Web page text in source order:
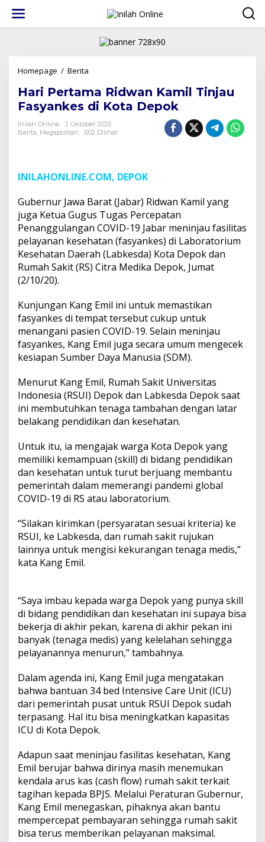
konten
Homepage / Berita
Ridwan
Kamil
Tinjau
Fasyankes
di
Hari Pertama Ridwan Kamil Tinjau
Fasyankes di Kota Depok
Inilah Online
2 Oktober 2020
Berita, Megapolitan 602 Dilihat
INILAHONLINE.COM, DEPOK
Gubernur Jawa Barat (Jabar) Ridwan Kamil yang
juga Ketua Gugus Tugas Percepatan
Penanggulangan COVID-19 Jabar meninjau fasilitas
pelayanan kesehatan (fasyankes) di Laboratorium
Kesehatan Daerah (Labkesda) Kota Depok dan
Rumah Sakit (RS) Citra Medika Depok, Jumat
(2/10/20).
Kunjungan Kang Emil ini untuk memastikan
fasyankes di tempat tersebut cukup untuk
menangani pasien COVID-19. Selain meninjau
fasyankes, Kang Emil juga secara umum mengecek
kesiapan Sumber Daya Manusia (SDM).
Menurut Kang Emil, Rumah Sakit Universitas
Indonesia (RSUI) Depok dan Labkesda Depok saat
ini membutuhkan tenaga tambahan dengan latar
belakang pendidikan dan kesehatan.
Untuk itu, ia mengajak warga Kota Depok yang
memiliki kemampuan (skill) di bidang pendidikan
dan kesehatan untuk turut berjuang membantu
pemerintah dalam memerangi pandemi global
COVID-19 di RS atau laboratorium.
“Silakan kirimkan (persyaratan sesuai kriteria) ke
RSUI, ke Labkesda, dan rumah sakit rujukan
lainnya untuk mengisi kekurangan tenaga medis,”
kata Kang Emil.
“Saya imbau kepada warga Depok yang punya skill
di bidang pendidikan dan kesehatan ini supaya bisa
bekerja di akhir pekan, karena di akhir pekan ini
banyak (tenaga medis) yang kelelahan sehingga
pelayanannya menurun,” tambahnya.
Dalam agenda ini, Kang Emil juga mengatakan
bahwa bantuan 34 bed Intensive Care Unit (ICU)
dari pemerintah pusat untuk RSUI Depok sudah
terpasang. Hal itu bisa meningkatkan kapasitas
ICU di Kota Depok.
Adapun saat meninjau fasilitas kesehatan, Kang
Emil berujar bahwa dirinya masih menemukan
kendala arus kas (cash flow) rumah sakit terkait
tagihan kepada BPJS. Melalui Peraturan Gubernur,
Kang Emil menegaskan, pihaknya akan bantu
mempercepat pembayaran sehingga rumah sakit
bisa terus memberikan pelayanan maksimal.